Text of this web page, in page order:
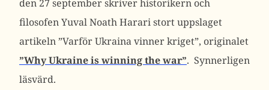
den 27 september skriver historikern och
filosofen Yuval Noath Harari stort uppslaget
artikeln ”Varför Ukraina vinner kriget”, originalet
”Why Ukraine is winning the war”. Synnerligen
läsvärd.